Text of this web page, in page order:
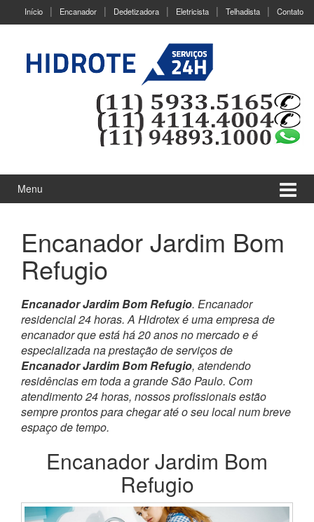
Início Encanador Dedetizadora Eletricista Telhadista Contato
Menu
Encanador Jardim Bom
Refugio
Encanador Jardim Bom Refugio. Encanador
residencial 24 horas. A Hidrotex é uma empresa de
encanador que está há 20 anos no mercado e é
especializada na prestação de serviços de
Encanador Jardim Bom Refugio, atendendo
residências em toda a grande São Paulo. Com
atendimento 24 horas, nossos profissionais estão
sempre prontos para chegar até o seu local num breve
espaço de tempo.
Encanador Jardim Bom
Refugio